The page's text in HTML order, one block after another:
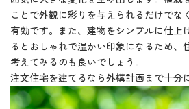
ことで外観に彩りを与えられるだけでな
有効です。また、建物をシンプルに仕上
るとおしゃれで温かい印象になるため、
考えてみるのも良いでしょう。
注文住宅を建てるなら外構計画まで十分